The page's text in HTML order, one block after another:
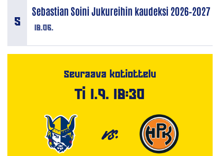
18.06.
Sebastian Soini Jukureihin kaudeksi 2026–2027
Seuraava kotiottelu
Ti 1.9. 18:30
VS.